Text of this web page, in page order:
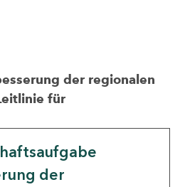
der regionalen
für
der